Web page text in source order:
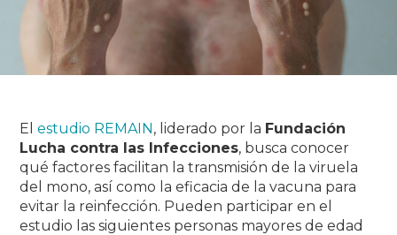
Elestudio REMAIN, liderado por la Fundación
Lucha contra las Infecciones, busca conocer
qué factores facilitan la transmisión de la viruela
del mono, así como la eficacia de la vacuna para
evitar la reinfección. Pueden participar en el
estudio las siguientes personas mayores de edad